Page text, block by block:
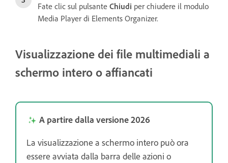
Fate clic sul pulsante Chiudi per chiudere il modulo
Media Player di Elements Organizer.
Visualizzazione dei file multimediali a
schermo intero o affiancati
A partire dalla versione 2026
La visualizzazione a schermo intero può ora
essere avviata dalla barra delle azioni o